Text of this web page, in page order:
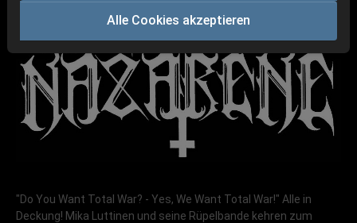
"Do You Want Total War? - Yes, We Want Total War!" Alle in
Deckung! Mika Luttinen und seine Rüpelbande kehren zum
Alle Cookies akzeptieren